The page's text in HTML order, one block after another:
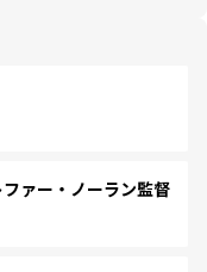
ァー・ノーラン監督